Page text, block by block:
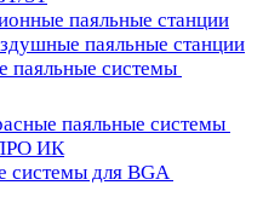
паяльные станции
паяльные станции
паяльные системы
паяльные системы
ИК
системы для BGA